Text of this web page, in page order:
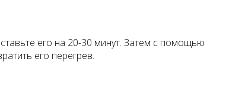
его на 20-30 минут. Затем с помощью
его перегрев.